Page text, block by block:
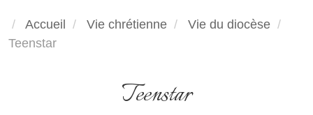
Accueil Vie chrétienne
Vie du diocèse
Teenstar
Teenstar